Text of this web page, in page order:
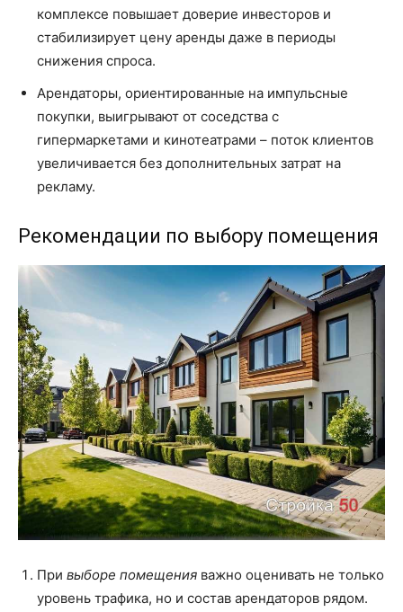
комплексе повышает доверие инвесторов и
стабилизирует цену аренды даже в периоды
снижения спроса.
Арендаторы, ориентированные на импульсные
покупки, выигрывают от соседства с
гипермаркетами и кинотеатрами – поток клиентов
увеличивается без дополнительных затрат на
рекламу.
Рекомендации по выбору помещения
При выборе помещения важно оценивать не только
уровень трафика, но и состав арендаторов рядом.